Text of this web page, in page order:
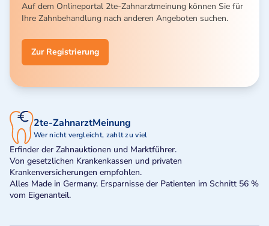
Auf dem Onlineportal 2te-Zahnarztmeinung können Sie für
Ihre Zahnbehandlung nach anderen Angeboten suchen.
Zur Registrierung
2te-ZahnarztMeinung
Wer nicht vergleicht, zahlt zu viel
Erfinder der Zahnauktionen und Marktführer.
Von gesetzlichen Krankenkassen und privaten
Krankenversicherungen empfohlen.
Alles Made in Germany. Ersparnisse der Patienten im Schnitt 56 %
vom Eigenanteil.